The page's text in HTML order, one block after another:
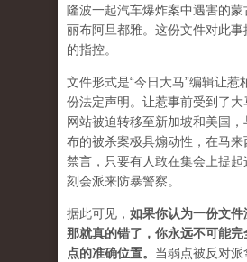
隆波一起汽车爆炸案中遇害的
丽布阿旦都雅。这份文件对此
的指控。
文件形式是“今日大马”编辑让惹
份法定声明。让惹事前受到了大
网站被迫转移至新加坡和美国
布的被杀案极具煽动性，在马来
禁言，只要有人敢在集会上提起
刻会派来防暴警察。
据此可见， 如果你认为一份文件
那就真的错了，你永远不可能
点的准确位置。 当弱点被反对